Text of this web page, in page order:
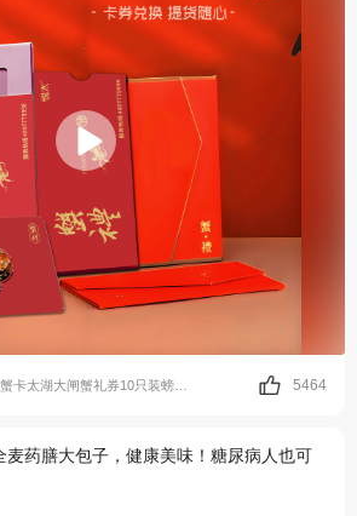
5464
麦药膳大包子，健康美味！糖尿病人也可